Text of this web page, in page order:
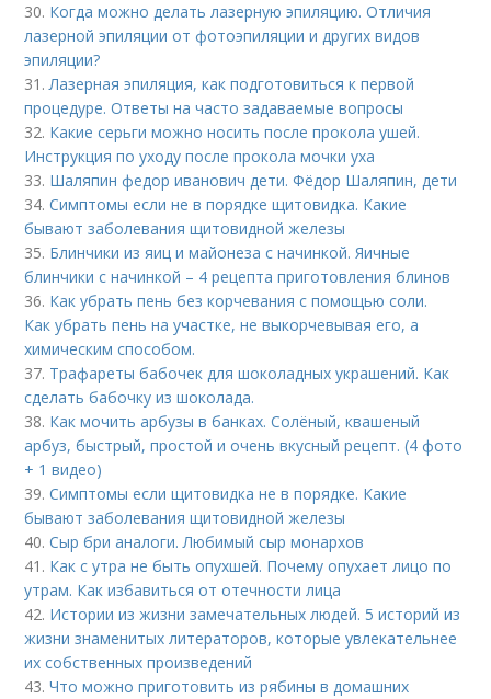
30. Когда можно делать лазерную эпиляцию. Отличия
лазерной эпиляции от фотоэпиляции и других видов
эпиляции?
31.Лазерная эпиляция, как подготовиться к первой
процедуре. Ответы на часто задаваемые вопросы
32. Какие серьги можно носить после прокола ушей.
Инструкция по уходу после прокола мочки уха
33. Шаляпин федор иванович дети. Фёдор Шаляпин, дети
34.Симптомы если не в порядке щитовидка. Какие
бывают заболевания щитовидной железы
35. Блинчики из яиц и майонеза с начинкой. Яичные
блинчики с начинкой – 4 рецепта приготовления блинов
36. Как убрать пень без корчевания с помощью соли.
Как убрать пень на участке, не выкорчевывая его, а
химическим способом.
37. Трафареты бабочек для шоколадных украшений. Как
сделать бабочку из шоколада.
38. Как мочить арбузы в банках. Солёный, квашеный
арбуз, быстрый, простой и очень вкусный рецепт. (4 фото
+ 1 видео)
39.Симптомы если щитовидка не в порядке. Какие
бывают заболевания щитовидной железы
40.Сыр бри аналоги. Любимый сыр монархов
41. Как с утра не быть опухшей. Почему опухает лицо по
утрам. Как избавиться от отечности лица
42. Истории из жизни замечательных людей. 5 историй из
жизни знаменитых литераторов, которые увлекательнее
их собственных произведений
43.Что можно приготовить из рябины в домашних